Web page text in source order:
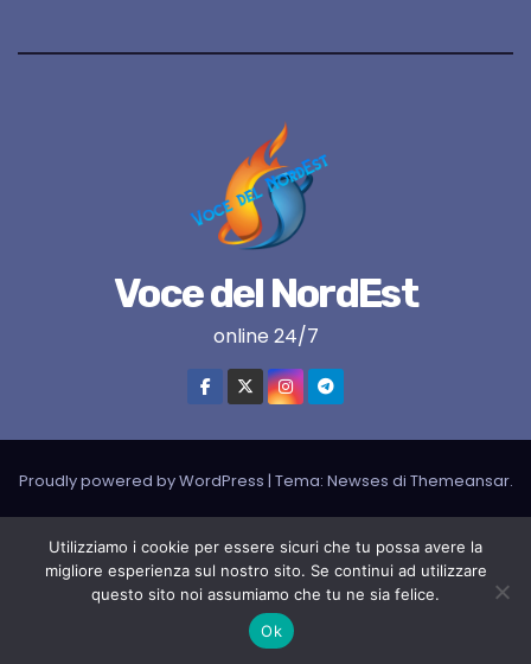
Voce del NordEst
online 24/7
Proudly powered by WordPress | Tema: Newses di Themeansar.
LIVE RADIO
RADIONORDEST
Il mio account
SPORT FURLAN PAR FURLAN – In collaborazione con A.S.F.
Utilizziamo i cookie per essere sicuri che tu possa avere la
migliore esperienza sul nostro sito. Se continui ad utilizzare
questo sito noi assumiamo che tu ne sia felice.
Ok